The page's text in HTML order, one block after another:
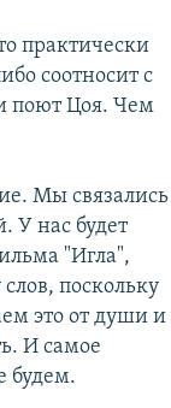
практически
соотносит с
поют Цоя. Чем
Мы связались
У нас будет
"Игла",
поскольку
это от души и
И самое
будем.